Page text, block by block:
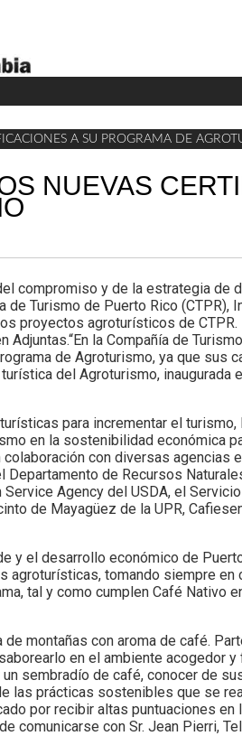
A SU PROGRAMA DE
NUEVAS
compromiso y de la estrategia de
Turismo de Puerto Rico (CTPR),
proyectos agroturísticos de
la Compañía de
de Agroturismo, ya que sus
del Agroturismo, inaugurada
para incrementar el turismo,
en la sostenibilidad económica
con diversas agencias
de Recursos
Agency del USDA, el
de Mayagüez de la UPR,
y el desarrollo económico de
tomando siempre en
tal y como cumplen Café Nativo
montañas con aroma de café.
en el ambiente acogedor
sembradío de café, conocer de
las prácticas sostenibles que se
por recibir altas puntuaciones en
comunicarse con Sr. Jean Pierri,